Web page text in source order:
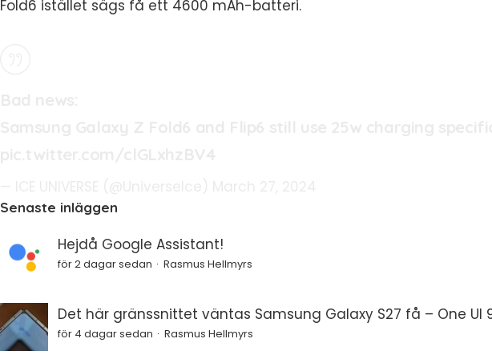
Fold6 istället sägs få ett 4600 mAh-batteri.
Senaste inläggen
Hejdå Google Assistant!
för 2 dagar sedan Rasmus Hellmyrs
Det här gränssnittet väntas Samsung Galaxy S27 få – One UI
för 4 dagar sedan Rasmus Hellmyrs